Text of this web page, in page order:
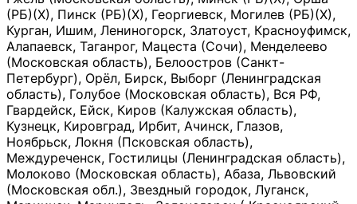
(РБ)(Х), Пинск (РБ)(Х), Георгиевск, Могилев (РБ)(Х),
Курган, Ишим, Лениногорск, Златоуст, Красноуфимск,
Алапаевск, Таганрог, Мацеста (Сочи), Менделеево
(Московская область), Белоостров (Санкт-
Петербург), Орёл, Бирск, Выборг (Ленинградская
область), Голубое (Московская область), Вся РФ,
Гвардейск, Ейск, Киров (Калужская область),
Кузнецк, Кировград, Ирбит, Ачинск, Глазов,
Ноябрьск, Локня (Псковская область),
Междуреченск, Гостилицы (Ленинградская область),
Молоково (Московская область), Абаза, Львовский
(Московская обл.), Звездный городок, Луганск,